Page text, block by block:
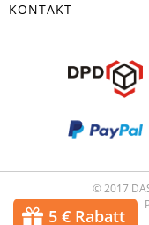
KONTAKT
© 2017
5 € Rabatt